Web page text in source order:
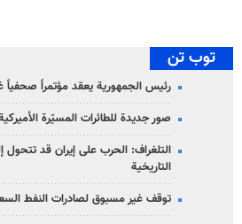
توب تن
رئيس الجمهورية يعقد مؤتمراً صحفياً
صور جديدة للطائرات المسيّرة
التلغراف: الحرب على إيران قد تتحول
التاريخية
توقف غير مسبوق لصادرات النفط